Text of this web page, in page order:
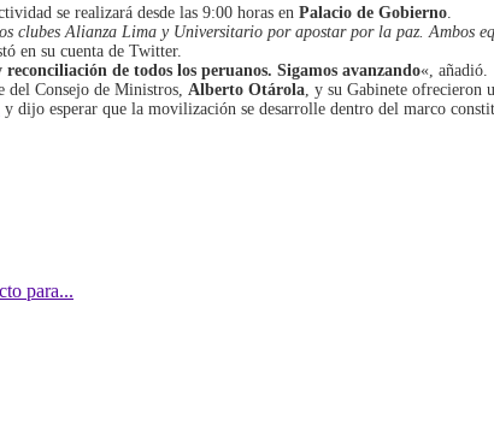
se realizará desde las 9:00 horas en Palacio de Gobierno
clubes Alianza Lima y Universitario por apostar por la paz. Ambos
en su cuenta de Twitter.
de todos los peruanos. Sigamos avanzando«, añadió.
del Consejo de Ministros, Alberto Otárola , y su Gabinete ofrecieron
y dijo esperar que la movilización se desarrolle dentro del marco
para...